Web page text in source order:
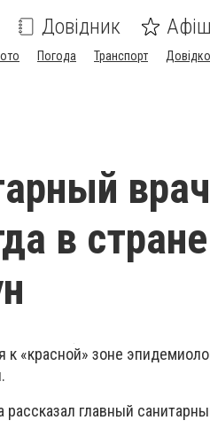
Довідник
Погода Транспорт
в
«красной» зоне
главный